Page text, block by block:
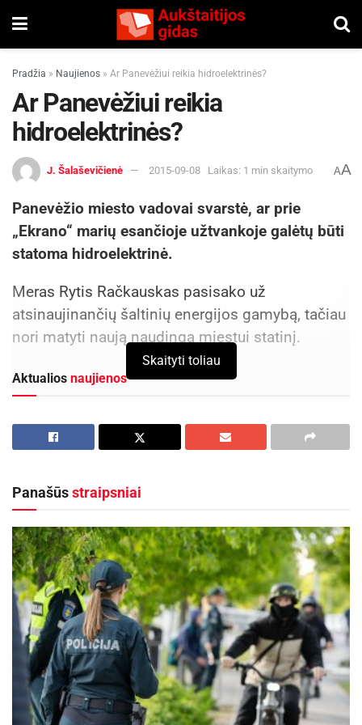
Pradžia » Naujienos » Ar Panevėžiui reikia hidroelektrinės?
Ar Panevėžiui reikia
hidroelektrinės?
J. Šalaševičienė 2015-09-08 Laikas: 1 min skaitymo AA
Panevėžio miesto vadovai svarstė, ar prie
„Ekrano“ marių esančioje užtvankoje galėtų būti
statoma hidroelektrinė.
Meras Rytis Račkauskas pasisako už
atsinaujinančių šaltinių energijos gamybą, tačiau
nori matyti naują naudingą miestui statinį.
Aktualios naujienos
rezultatai – vėl geriausi šalyje
Vaidas Žagūnis. Atsinaujinęs naftos kainų šokas
vėl išbando Lietuvos verslo pasitikėjimą
„Manau, reikia apsvarstyti visus teigiamus ir
neigiamus aspektus. Tik turint visą reikalingą
informaciją galima bus nuspręsti, ar mieste
atsiras hidroelektrinė“, – teigė meras.
„Gavome verslo siūlymą ir susirinkome svarstyti
galimybės. Pasak Savivaldybės specialistų, tokių
Skaityti toliau
Panašūsstraipsniai